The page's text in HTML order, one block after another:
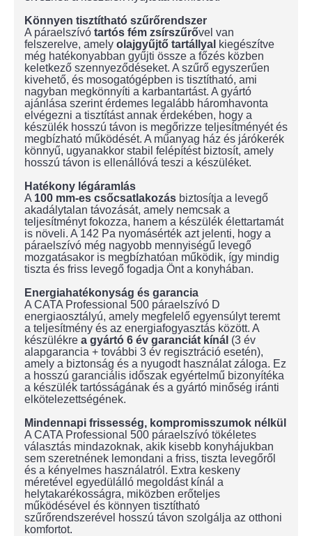
Könnyen tisztítható szűrőrendszer
A páraelszívó tartós fém zsírszűrővel van
felszerelve, amely olajgyűjtő tartállyal kiegészítve
még hatékonyabban gyűjti össze a főzés közben
keletkező szennyeződéseket. A szűrő egyszerűen
kivehető, és mosogatógépben is tisztítható, ami
nagyban megkönnyíti a karbantartást. A gyártó
ajánlása szerint érdemes legalább háromhavonta
elvégezni a tisztítást annak érdekében, hogy a
készülék hosszú távon is megőrizze teljesítményét és
megbízható működését. A műanyag ház és járókerék
könnyű, ugyanakkor stabil felépítést biztosít, amely
hosszú távon is ellenállóvá teszi a készüléket.
Hatékony légáramlás
A 100 mm-es csőcsatlakozás biztosítja a levegő
akadálytalan távozását, amely nemcsak a
teljesítményt fokozza, hanem a készülék élettartamát
is növeli. A 142 Pa nyomásérték azt jelenti, hogy a
páraelszívó még nagyobb mennyiségű levegő
mozgatásakor is megbízhatóan működik, így mindig
tiszta és friss levegő fogadja Önt a konyhában.
Energiahatékonyság és garancia
A CATA Professional 500 páraelszívó D
energiaosztályú, amely megfelelő egyensúlyt teremt
a teljesítmény és az energiafogyasztás között. A
készülékre a gyártó 6 év garanciát kínál (3 év
alapgarancia + további 3 év regisztráció esetén),
amely a biztonság és a nyugodt használat záloga. Ez
a hosszú garanciális időszak egyértelmű bizonyítéka
a készülék tartósságának és a gyártó minőség iránti
elkötelezettségének.
Mindennapi frissesség, kompromisszumok nélkül
A CATA Professional 500 páraelszívó tökéletes
választás mindazoknak, akik kisebb konyhájukban
sem szeretnének lemondani a friss, tiszta levegőről
és a kényelmes használatról. Extra keskeny
méretével egyedülálló megoldást kínál a
helytakarékosságra, miközben erőteljes
működésével és könnyen tisztítható
szűrőrendszerével hosszú távon szolgálja az otthoni
komfortot.